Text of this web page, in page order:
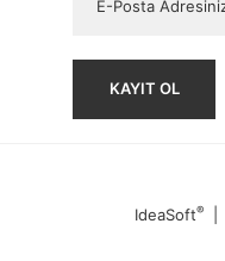
KAYIT OL
IdeaSoft®